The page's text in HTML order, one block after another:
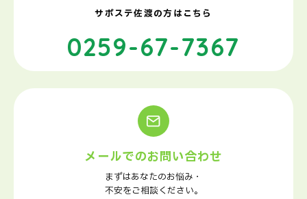
サポステ佐渡の方はこちら
0259-67-7367
メールでのお問い合わせ
まずはあなたのお悩み・
不安をご相談ください。